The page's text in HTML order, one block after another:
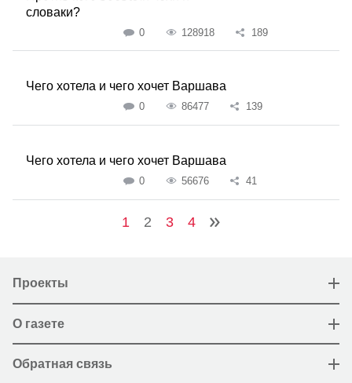
словаки?
0 128918 189
Чего хотела и чего хочет Варшава
0 86477 139
Чего хотела и чего хочет Варшава
0 56676 41
1 2 3 4
Проекты
О газете
Обратная связь